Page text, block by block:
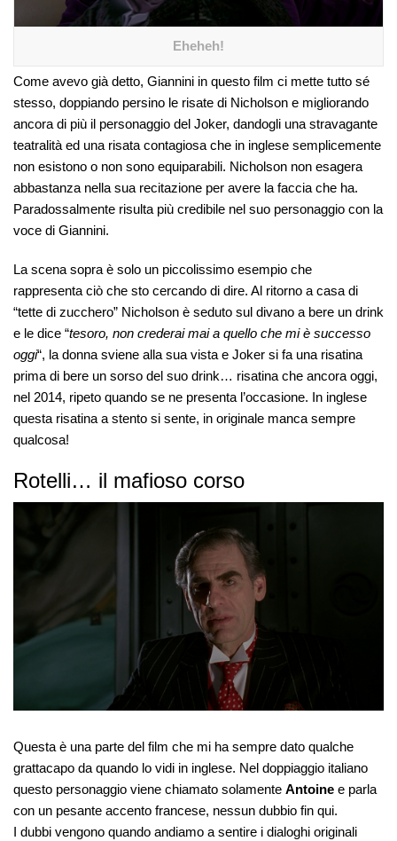
Eheheh!
Come avevo già detto, Giannini in questo film ci mette tutto sé
stesso, doppiando persino le risate di Nicholson e migliorando
ancora di più il personaggio del Joker, dandogli una stravagante
teatralità ed una risata contagiosa che in inglese semplicemente
non esistono o non sono equiparabili. Nicholson non esagera
abbastanza nella sua recitazione per avere la faccia che ha.
Paradossalmente risulta più credibile nel suo personaggio con la
voce di Giannini.
La scena sopra è solo un piccolissimo esempio che
rappresenta ciò che sto cercando di dire. Al ritorno a casa di
“tette di zucchero” Nicholson è seduto sul divano a bere un drink
e le dice “tesoro, non crederai mai a quello che mi è successo
oggi“, la donna sviene alla sua vista e Joker si fa una risatina
prima di bere un sorso del suo drink… risatina che ancora oggi,
nel 2014, ripeto quando se ne presenta l’occasione. In inglese
questa risatina a stento si sente, in originale manca sempre
qualcosa!
Rotelli… il mafioso corso
Questa è una parte del film che mi ha sempre dato qualche
grattacapo da quando lo vidi in inglese. Nel doppiaggio italiano
questo personaggio viene chiamato solamente Antoine e parla
con un pesante accento francese, nessun dubbio fin qui.
I dubbi vengono quando andiamo a sentire i dialoghi originali